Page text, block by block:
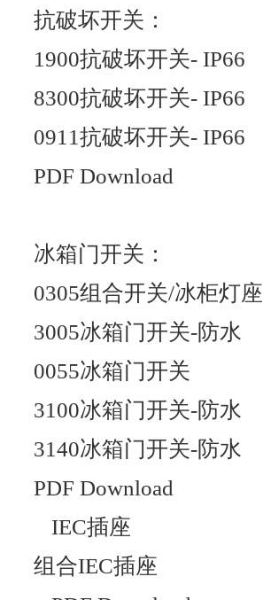
抗破坏开关：
1900抗破坏开关- IP66
8300抗破坏开关- IP66
0911抗破坏开关- IP66
PDF Download
冰箱门开关：
0305组合开关/冰柜灯座
3005冰箱门开关-防水
0055冰箱门开关
3100冰箱门开关-防水
3140冰箱门开关-防水
PDF Download
IEC插座
组合IEC插座